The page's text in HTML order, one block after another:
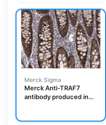
Merck Sigma
Merck Anti-TRAF7
antibody produced in